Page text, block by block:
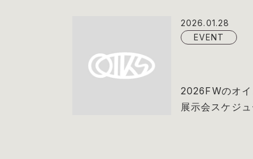
2026.01.28
EVENT
2026FWのオイ
展示会スケジ